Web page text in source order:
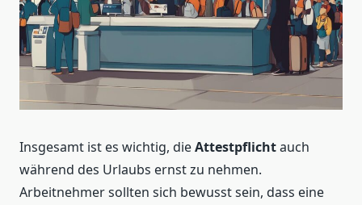
Insgesamt ist es wichtig, dieAttestpflichtauch
während des Urlaubs ernst zu nehmen.
Arbeitnehmer sollten sich bewusst sein, dass eine